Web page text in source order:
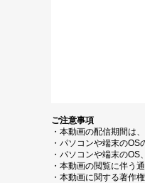
ご注意事項
・本動画の配信期間は
・パソコンや端末の
・パソコンや端末の
・本動画の閲覧に伴う
・本動画に関する著作